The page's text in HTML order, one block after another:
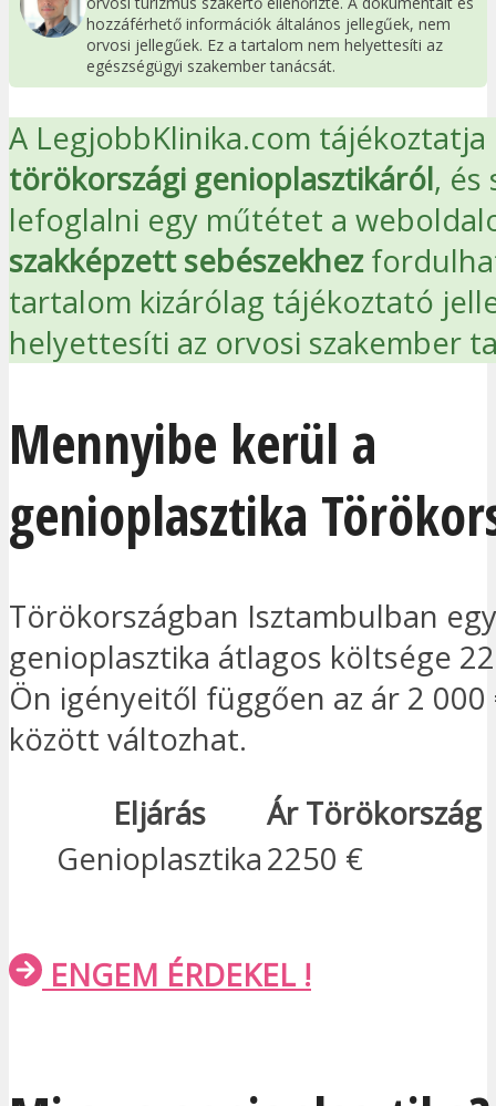
hozzáférhető információk általános jellegűek, nem
orvosi jellegűek. Ez a tartalom nem helyettesíti az
egészségügyi szakember tanácsát.
A LegjobbKlinika.com tájékoztatja
törökországi genioplasztikáról, és
lefoglalni egy műtétet a
szakképzett sebészekhez
tartalom kizárólag tájékoztató
helyettesíti az orvosi szakember
Mennyibe kerül a
genioplasztika
Törökországban Isztambulban egy
genioplasztika átlagos költsége
Ön igényeitől függően az ár 2 000
között változhat.
Eljárás
Ár Törökország
Genioplasztika2250 €
ENGEM ÉRDEKEL !